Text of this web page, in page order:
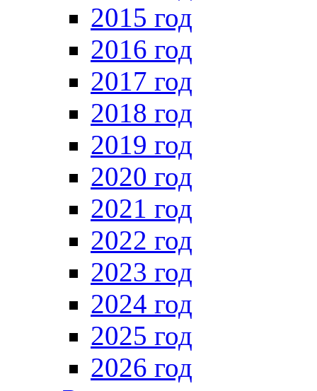
2015 год
2016 год
2017 год
2018 год
2019 год
2020 год
2021 год
2022 год
2023 год
2024 год
2025 год
2026 год